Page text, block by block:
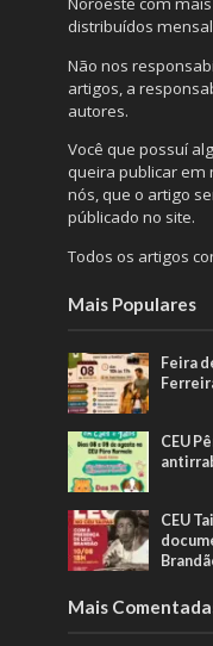
distribuídos
Não nos
artigos, a
autores.
Você que possuí
queira publicar em
nós, que o artigo
públicado no site.
Todos os artigos
Mais Populares
Feira
CEU
CEU
Mais